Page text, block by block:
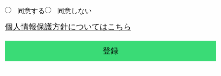
同意する 同意しない
個人情報保護方針についてはこちら
登録